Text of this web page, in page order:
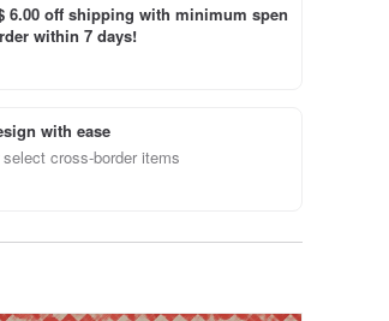
6.00 off shipping with minimum spen
within 7 days!
with ease
cross-border items